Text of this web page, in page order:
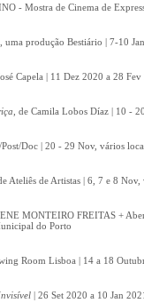
- Mostra de Cinema de
, uma produção Bestiário | 7-10
José Capela | 11 Dez 2020 a 28
, de Camila Lobos Díaz | 10 -
Doc | 20 - 29 Nov, vários
Ateliês de Artistas | 6, 7 e 8
MONTEIRO FREITAS +
do Porto
Room Lisboa | 14 a 18
| 26 Set 2020 a 10 Jan